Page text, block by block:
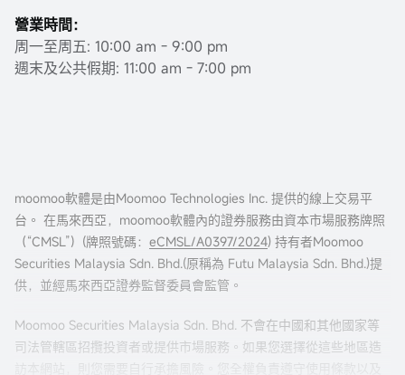
營業時間：
周一至周五: 10:00 am - 9:00 pm
週末及公共假期: 11:00 am - 7:00 pm
moomoo軟體是由Moomoo Technologies Inc. 提供的線上交易平
台。 在馬來西亞，moomoo軟體內的證券服務由資本市場服務牌照
（“CMSL”）(牌照號碼： eCMSL/A0397/2024) 持有者Moomoo
Securities Malaysia Sdn. Bhd.(原稱為 Futu Malaysia Sdn. Bhd.)提
供，並經馬來西亞證券監督委員會監管。
Moomoo Securities Malaysia Sdn. Bhd. 不會在中國和其他國家等
司法管轄區招攬投資者或提供市場服務。如果您選擇從這些地區造